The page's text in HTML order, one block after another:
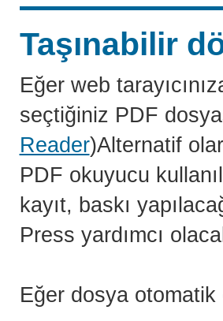
Taşınabilir
Eğer web
seçtiğiniz PDF
Reader)Alternatif
PDF okuyucu
kayıt, baskı
Press yardımcı
Eğer dosya